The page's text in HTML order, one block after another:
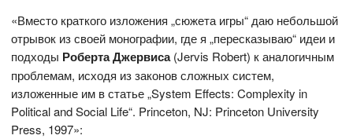
«Вместо краткого изложения „сюжета игры“ даю небольшой
отрывок из своей монографии, где я „пересказываю“ идеи и
подходы Роберта Джервиса(Jervis Robert) к аналогичным
проблемам, исходя из законов сложных систем,
изложенные им в статье „System Effects: Complexity in
Political and Social Life“. Princeton, NJ: Princeton University
Press, 1997»: